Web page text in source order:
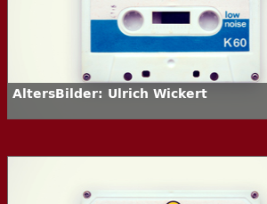
AltersBilder: Ulrich Wickert